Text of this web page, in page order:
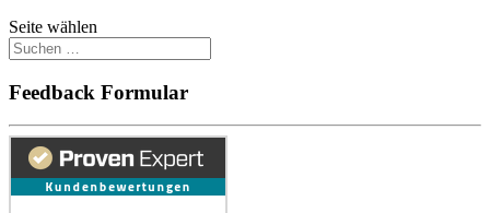
Seite wählen
Feedback Formular